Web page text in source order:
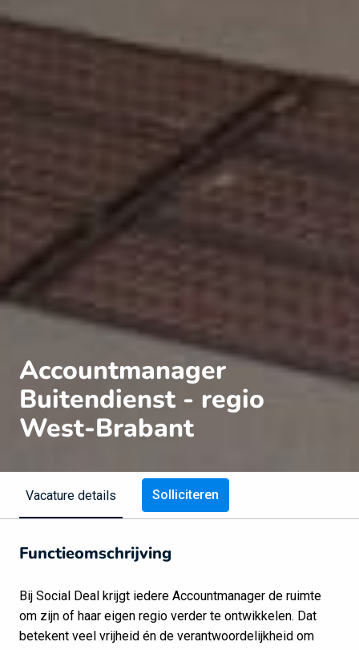
Accountmanager
Buitendienst - regio
West-Brabant
Vacature details Solliciteren
Functieomschrijving
Bij Social Deal krijgt iedere Accountmanager de ruimte
om zijn of haar eigen regio verder te ontwikkelen. Dat
betekent veel vrijheid én de verantwoordelijkheid om